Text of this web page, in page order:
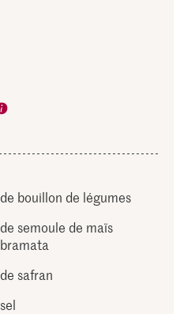
de bouillon de légumes
de semoule de maïs
bramata
de safran
sel